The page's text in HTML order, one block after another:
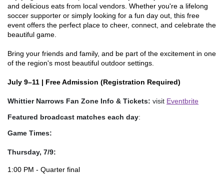
and delicious eats from local vendors. Whether you're a lifelong
soccer supporter or simply looking for a fun day out, this free
event offers the perfect place to cheer, connect, and celebrate the
beautiful game.
Bring your friends and family, and be part of the excitement in one
of the region's most beautiful outdoor settings.
July 9–11 | Free Admission (Registration Required)
Whittier Narrows Fan Zone Info & Tickets: visit Eventbrite
Featured broadcast matches each day:
Game Times:
Thursday, 7/9:
1:00 PM - Quarter final